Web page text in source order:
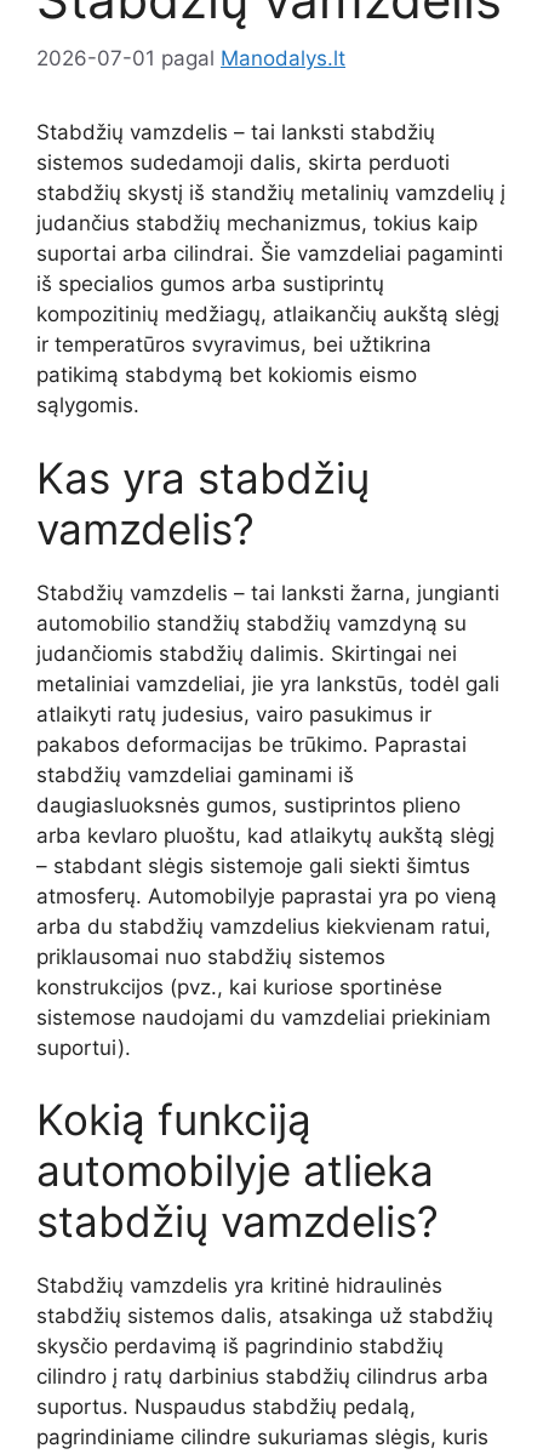
2026-07-01 pagal Manodalys.lt
Stabdžių vamzdelis – tai lanksti stabdžių
sistemos sudedamoji dalis, skirta perduoti
stabdžių skystį iš standžių metalinių vamzdelių į
judančius stabdžių mechanizmus, tokius kaip
suportai arba cilindrai. Šie vamzdeliai pagaminti
iš specialios gumos arba sustiprintų
kompozitinių medžiagų, atlaikančių aukštą slėgį
ir temperatūros svyravimus, bei užtikrina
patikimą stabdymą bet kokiomis eismo
sąlygomis.
Kas yra stabdžių
vamzdelis?
Stabdžių vamzdelis – tai lanksti žarna, jungianti
automobilio standžių stabdžių vamzdyną su
judančiomis stabdžių dalimis. Skirtingai nei
metaliniai vamzdeliai, jie yra lankstūs, todėl gali
atlaikyti ratų judesius, vairo pasukimus ir
pakabos deformacijas be trūkimo. Paprastai
stabdžių vamzdeliai gaminami iš
daugiasluoksnės gumos, sustiprintos plieno
arba kevlaro pluoštu, kad atlaikytų aukštą slėgį
– stabdant slėgis sistemoje gali siekti šimtus
atmosferų. Automobilyje paprastai yra po vieną
arba du stabdžių vamzdelius kiekvienam ratui,
priklausomai nuo stabdžių sistemos
konstrukcijos (pvz., kai kuriose sportinėse
sistemose naudojami du vamzdeliai priekiniam
suportui).
Kokią funkciją
automobilyje atlieka
stabdžių vamzdelis?
Stabdžių vamzdelis yra kritinė hidraulinės
stabdžių sistemos dalis, atsakinga už stabdžių
skysčio perdavimą iš pagrindinio stabdžių
cilindro į ratų darbinius stabdžių cilindrus arba
suportus. Nuspaudus stabdžių pedalą,
pagrindiniame cilindre sukuriamas slėgis, kuris